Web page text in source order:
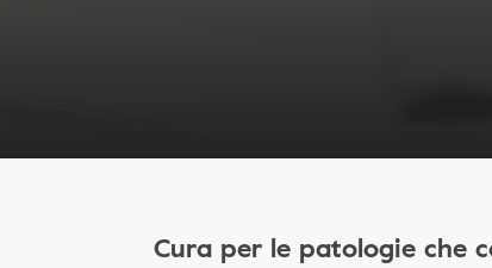
Cura per le patologie che